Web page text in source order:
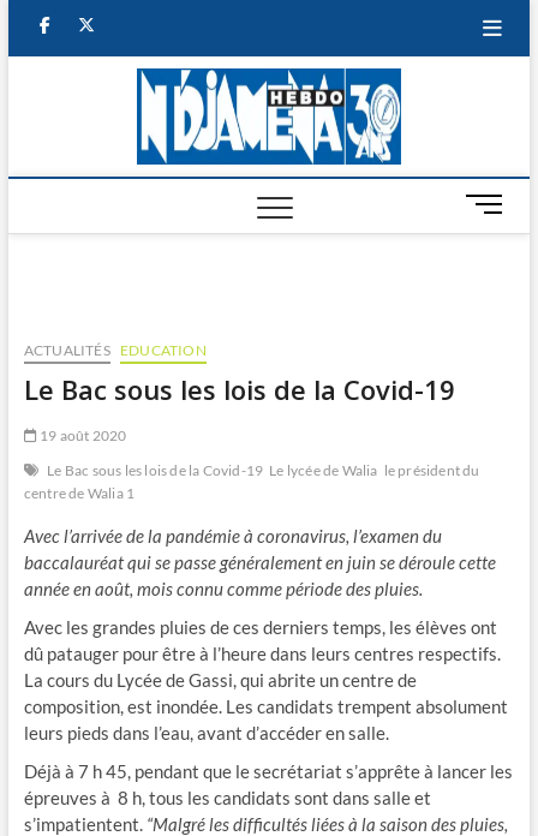
facebook
HEBDO
M
e
ACTUALITÉS EDUCATION
Le Bac sous les lois de la Covid-19
19 août 2020
Le Bac sous les lois de la Covid-19 Le lycée de Walia le président du
centre de Walia 1
Avec l’arrivée de la pandémie à coronavirus, l’examen du
baccalauréat qui se passe généralement en juin se déroule cette
année en août, mois connu comme période des pluies.
Avec les grandes pluies de ces derniers temps, les élèves ont
dû patauger pour être à l’heure dans leurs centres respectifs.
La cours du Lycée de Gassi, qui abrite un centre de
composition, est inondée. Les candidats trempent absolument
leurs pieds dans l’eau, avant d’accéder en salle.
Déjà à 7 h 45, pendant que le secrétariat s’apprête à lancer les
épreuves à 8 h, tous les candidats sont dans salle et
s’impatientent. “Malgré les difficultés liées à la saison des pluies,